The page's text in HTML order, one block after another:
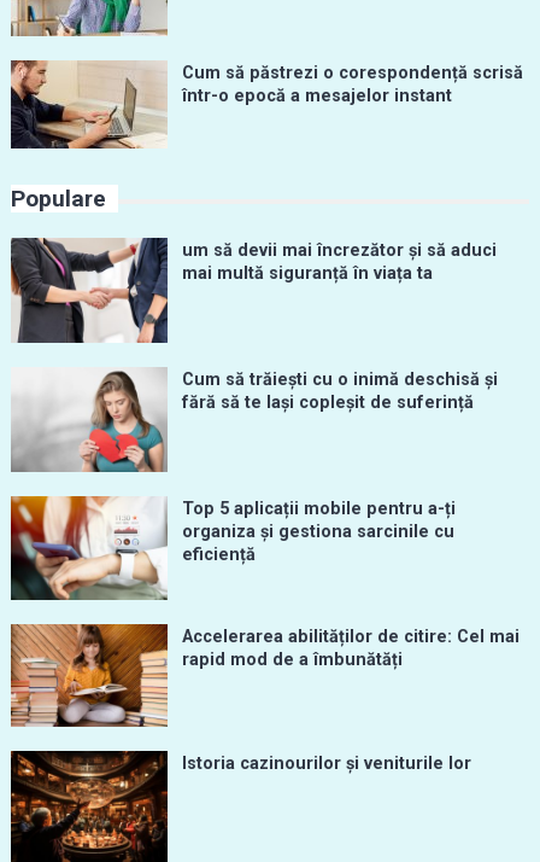
Cum să păstrezi o corespondență scrisă
într-o epocă a mesajelor instant
Populare
um să devii mai încrezător și să aduci
mai multă siguranță în viața ta
Cum să trăiești cu o inimă deschisă și
fără să te lași copleșit de suferință
Top 5 aplicații mobile pentru a-ți
organiza și gestiona sarcinile cu
eficiență
Accelerarea abilităților de citire: Cel mai
rapid mod de a îmbunătăți
Istoria cazinourilor și veniturile lor